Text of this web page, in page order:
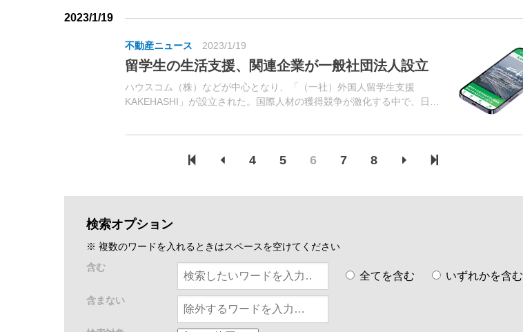
2023/1/19
不動産ニュース 2023/1/19
留学生の生活支援、関連企業が一般社団法人設立
ハウスコム（株）などが中心となり、「（一社）外国人留学生支援
KAKEHASHI」が設立された。国際人材の獲得競争が激化する中で、日本
4 5 6 7 8
検索オプション
※ 複数のワードを入れるときはスペースを空けてください
含む
全てを含む いずれかを含む
含まない